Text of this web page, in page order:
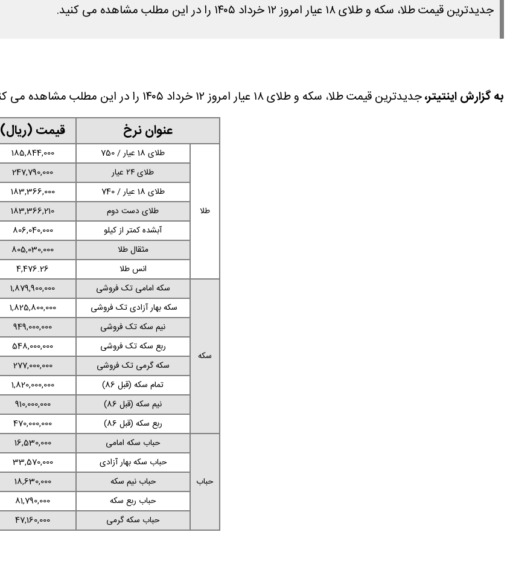
جدیدترین قیمت طلا، سکه و طلای ۱۸ عیار امروز ۱۲ خرداد ۱۴۰۵ را در این مطلب مشاهده می کنید.
به گزارش اینتیتر،جدیدترین قیمت طلا، سکه و طلای ۱۸ عیار امروز ۱۲ خرداد ۱۴۰۵ را در این مطلب مشاهده می کنید.
عنوان نرخ قیمت (ریال)
طلا
طلای 18 عیار / 750
185,844,000
طلای ۲۴ عیار
247,790,000
طلای 18 عیار / 740
183,366,000
طلای دست دوم
183,366,210
آبشده کمتر از کیلو
806,040,000
مثقال طلا
805,030,000
انس طلا
4,476.26
سکه
سکه امامی تک فروشی
1,879,900,000
سکه بهار آزادی تک فروشی
1,825,800,000
نیم سکه تک فروشی
949,000,000
ربع سکه تک فروشی
548,000,000
سکه گرمی تک فروشی
277,000,000
تمام سکه (قبل 86)
1,820,000,000
نیم سکه (قبل 86)
910,000,000
ربع سکه (قبل 86)
470,000,000
حباب
حباب سکه امامی
16,530,000
حباب سکه بهار آزادی
33,570,000
حباب نیم سکه
18,630,000
حباب ربع سکه
81,790,000
حباب سکه گرمی
47,160,000